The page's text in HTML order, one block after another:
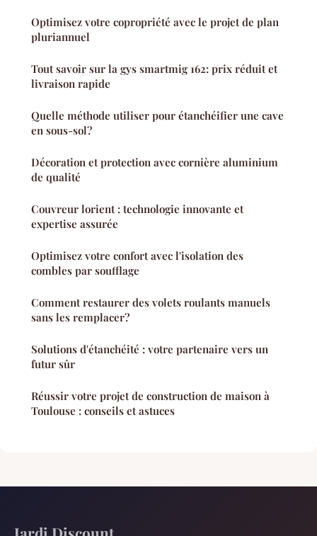
Optimisez votre copropriété avec le projet de plan
pluriannuel
Tout savoir sur la gys smartmig 162: prix réduit et
livraison rapide
Quelle méthode utiliser pour étanchéifier une cave
en sous-sol?
Décoration et protection avec cornière aluminium
de qualité
Couvreur lorient : technologie innovante et
expertise assurée
Optimisez votre confort avec l'isolation des
combles par soufflage
Comment restaurer des volets roulants manuels
sans les remplacer?
Solutions d'étanchéité : votre partenaire vers un
futur sûr
Réussir votre projet de construction de maison à
Toulouse : conseils et astuces